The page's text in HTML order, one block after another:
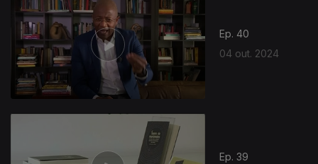
Ep. 40
04 out. 2024
Ep. 39